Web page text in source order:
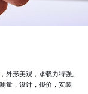
外形美观，承载力特强。
量，设计，报价，安装